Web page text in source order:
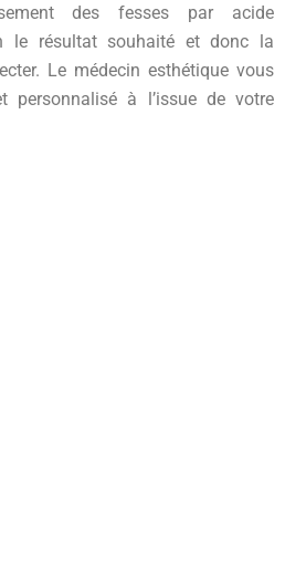
des fesses par acide
le résultat souhaité et donc la
Le médecin esthétique vous
personnalisé à l’issue de votre